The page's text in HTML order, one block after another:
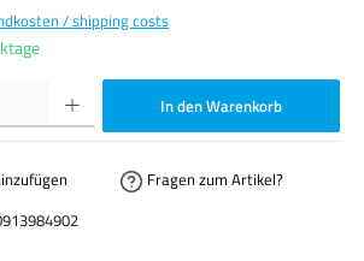
/ shipping costs
Wert ein oder benutze die Schaltflächen um die Anzahl zu
In den Warenkorb
Fragen zum Artikel?